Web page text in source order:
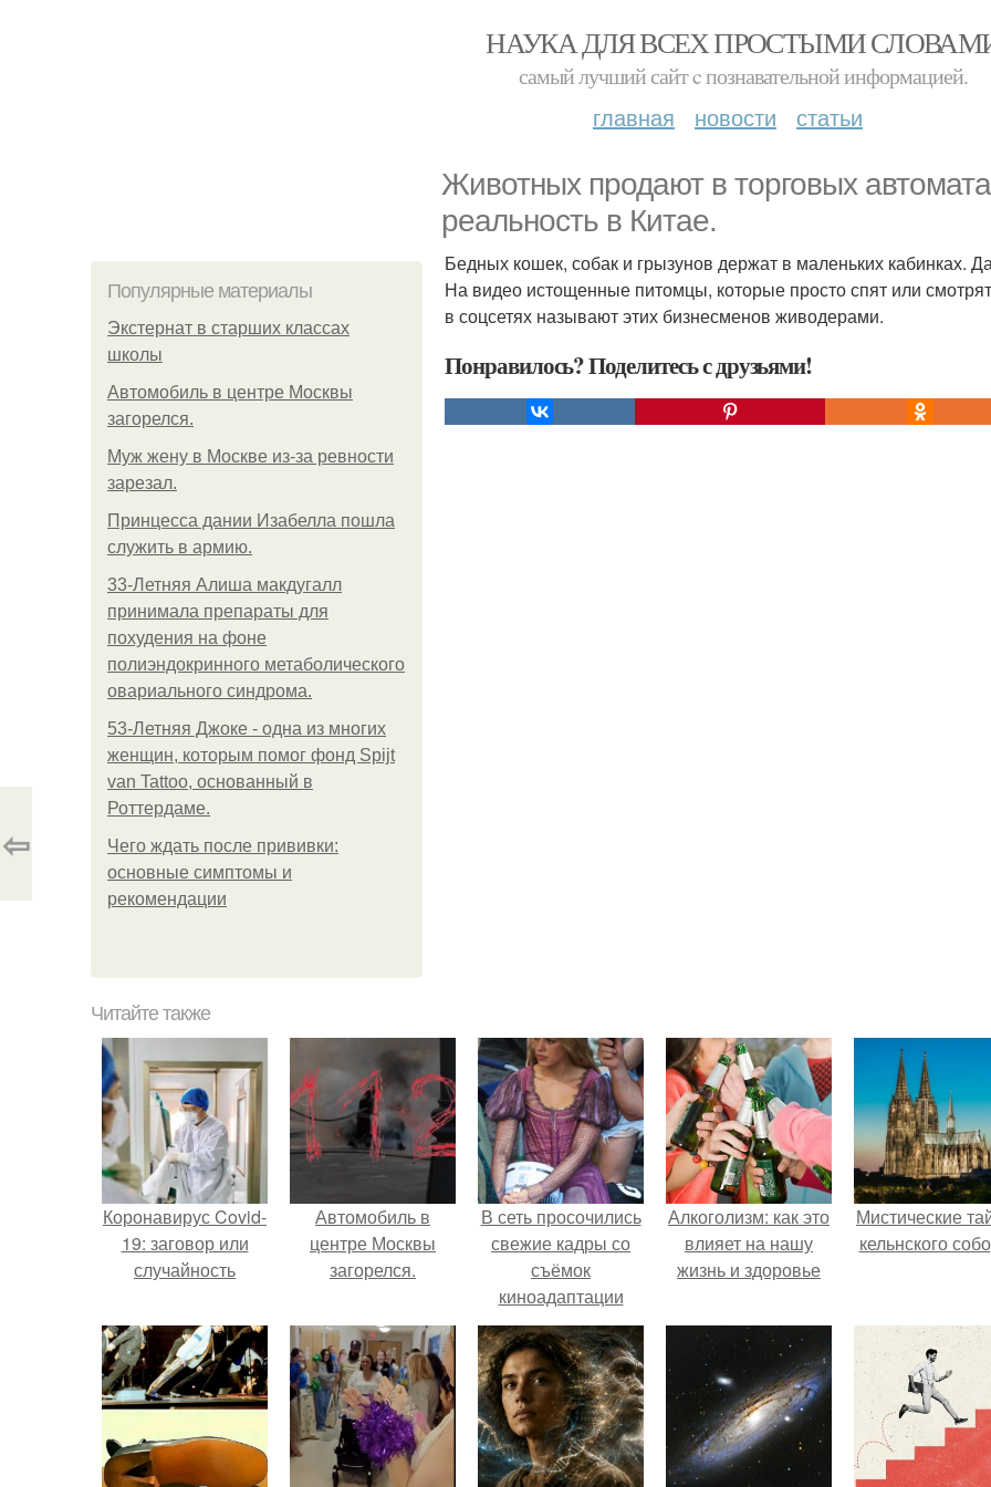
НАУКА ДЛЯ ВСЕХ ПРОСТЫМИ
самый лучший сайт c познавательной информацией.
главная новости статьи
Животных продают в торговых
реальность в Китае.
Популярные материалы
Экстернат в старших классах
школы
Автомобиль в центре Москвы
загорелся.
Mуж жену в Москве из-за ревности
зарезал.
Принцесса дании Изабелла пошла
служить в армию.
33-Летняя Алиша макдугалл
принимала препараты для
похудения на фоне
полиэндокринного метаболического
овариального синдрома.
53-Летняя Джоке - одна из многих
женщин, которым помог фонд Spijt
van Tattoo, основанный в
Роттердаме.
Чего ждать после прививки:
основные симптомы и
рекомендации
Бедных кошек, собак и грызунов держат в маленьких кабинках.
На видео истощенные питомцы, которые просто спят или
в соцсетях называют этих бизнесменов живодерами.
Понравилось? Поделитесь с друзьями!
⇦
Читайте также
Коронавирус Covid-
19: заговор или
случайность
Автомобиль в
центре Москвы
загорелся.
В сеть просочились
свежие кадры со
съёмок
киноадаптации
"Рапунцель", и всё
внимание
моментально
оказалось
приковано к Тиган
крофт.
Алкоголизм: как это
влияет на нашу
жизнь и здоровье
Мистические
кельнского